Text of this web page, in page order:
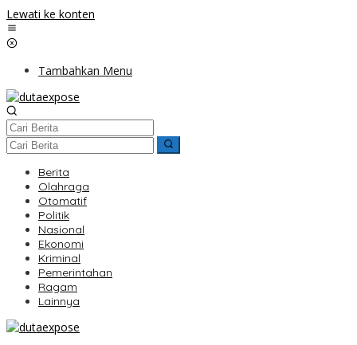
Lewati ke konten
Tambahkan Menu
Berita
Olahraga
Otomatif
Politik
Nasional
Ekonomi
Kriminal
Pemerintahan
Ragam
Lainnya